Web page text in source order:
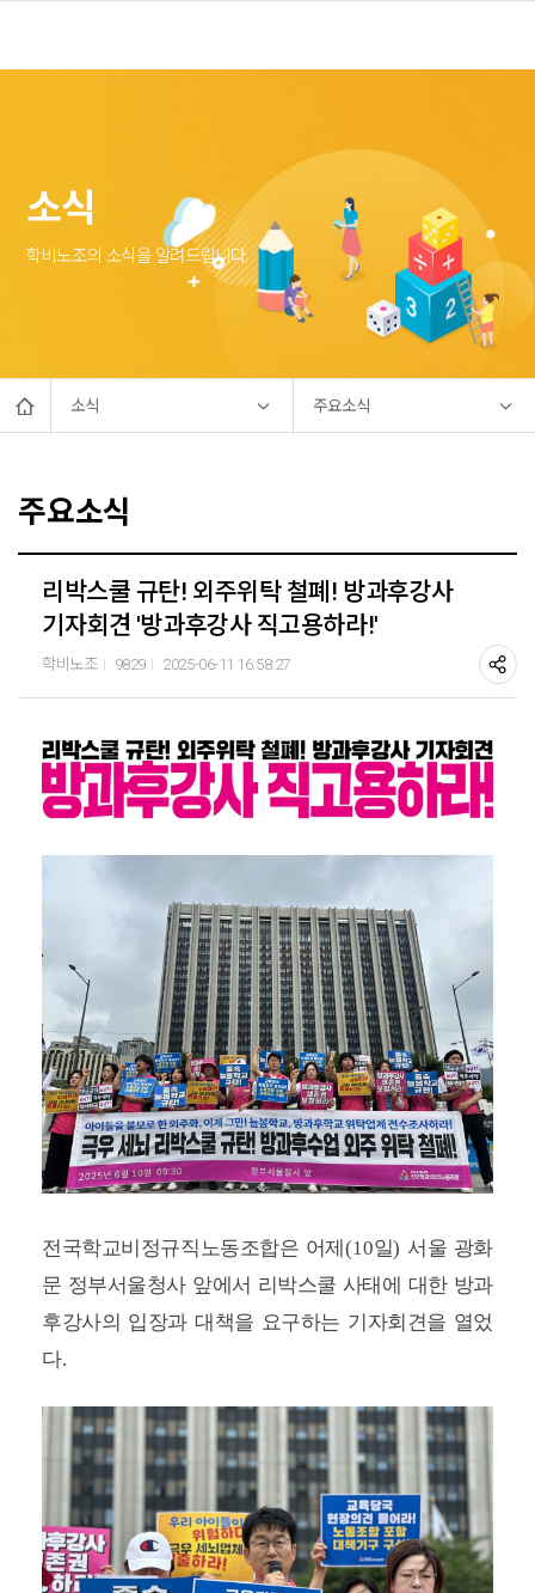
소식
학비노조의 소식을 알려드립니다.
소식 주요소식
주요소식
리박스쿨 규탄! 외주위탁 철폐! 방과후강사
기자회견 '방과후강사 직고용하라!'
학비노조 9829 2025-06-11 16:58:27
전국학교비정규직노동조합은 어제(10일) 서울 광화
문 정부서울청사 앞에서 리박스쿨 사태에 대한 방과
후강사의 입장과 대책을 요구하는 기자회견을 열었
다.